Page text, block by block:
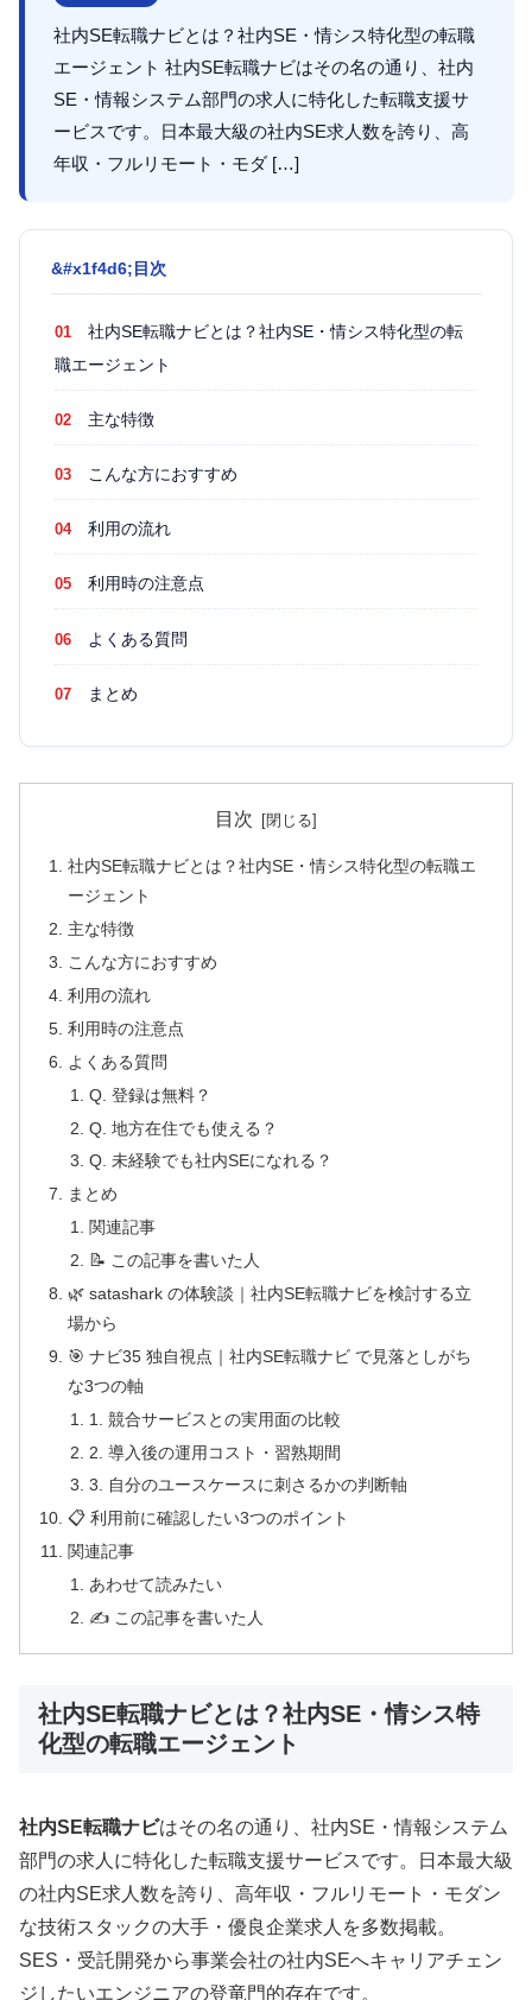
社内SE転職ナビとは？社内SE・情シス特化型の転職
エージェント 社内SE転職ナビはその名の通り、社内
SE・情報システム部門の求人に特化した転職支援サ
ービスです。日本最大級の社内SE求人数を誇り、高
年収・フルリモート・モダ […]
目次
社内SE転職ナビとは？社内SE・情シス特化型の転
職エージェント
主な特徴
こんな方におすすめ
利用の流れ
利用時の注意点
よくある質問
まとめ
目次
社内SE転職ナビとは？社内SE・情シス特化型の転職エ
ージェント
主な特徴
こんな方におすすめ
利用の流れ
利用時の注意点
よくある質問
Q. 登録は無料？
Q. 地方在住でも使える？
Q. 未経験でも社内SEになれる？
まとめ
関連記事
📝 この記事を書いた人
🌿 satashark の体験談｜社内SE転職ナビを検討する立
場から
🎯 ナビ35 独自視点｜社内SE転職ナビ で見落としがち
な3つの軸
1. 競合サービスとの実用面の比較
2. 導入後の運用コスト・習熟期間
3. 自分のユースケースに刺さるかの判断軸
📋 利用前に確認したい3つのポイント
関連記事
あわせて読みたい
✍️ この記事を書いた人
社内SE転職ナビとは？社内SE・情シス特
化型の転職エージェント
社内SE転職ナビはその名の通り、社内SE・情報システム
部門の求人に特化した転職支援サービスです。日本最大級
の社内SE求人数を誇り、高年収・フルリモート・モダン
な技術スタックの大手・優良企業求人を多数掲載。
SES・受託開発から事業会社の社内SEへキャリアチェン
ジしたいエンジニアの登竜門的存在です。